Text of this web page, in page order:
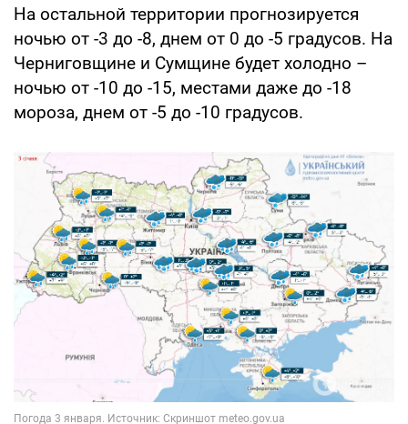
На остальной территории прогнозируется
ночью от -3 до -8, днем от 0 до -5 градусов. На
Черниговщине и Сумщине будет холодно –
ночью от -10 до -15, местами даже до -18
мороза, днем от -5 до -10 градусов.